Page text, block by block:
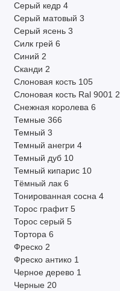
Серый кедр 4
Серый матовый 3
Серый ясень 3
Силк грей 6
Синий 2
Сканди 2
Слоновая кость 105
Слоновая кость Ral 9001 2
Снежная королева 6
Темные 366
Темный 3
Темный анегри 4
Темный дуб 10
Темный кипарис 10
Тёмный лак 6
Тонированная сосна 4
Торос графит 5
Торос серый 5
Тортора 6
Фреско 2
Фреско антико 1
Черное дерево 1
Черные 20